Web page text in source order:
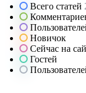
Всего статей
Новичок
Сейчас на
Гостей